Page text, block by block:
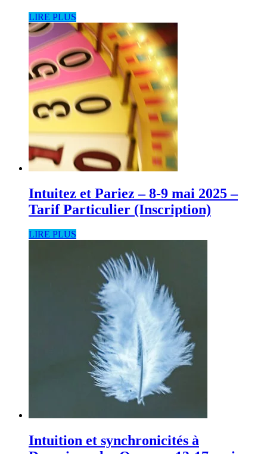
LIRE PLUS
Intuitez et Pariez – 8-9 mai 2025 –
Tarif Particulier (Inscription)
LIRE PLUS
Intuition et synchronicités à